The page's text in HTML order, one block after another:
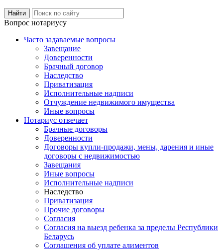
Вопрос нотариусу
Часто задаваемые вопросы
Завещание
Доверенности
Брачный договор
Наследство
Приватизация
Исполнительные надписи
Отчуждение недвижимого имущества
Иные вопросы
Нотариус отвечает
Брачные договоры
Доверенности
Договоры купли-продажи, мены, дарения и иные
договоры с недвижимостью
Завещания
Иные вопросы
Исполнительные надписи
Наследство
Приватизация
Прочие договоры
Согласия
Согласия на выезд ребенка за пределы Республики
Беларусь
Соглашения об уплате алиментов